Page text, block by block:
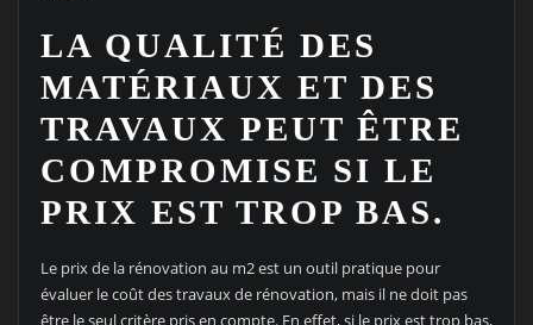
LA QUALITÉ DES
MATÉRIAUX ET DES
TRAVAUX PEUT ÊTRE
COMPROMISE SI LE
PRIX EST TROP BAS.
Le prix de la rénovation au m2 est un outil pratique pour
évaluer le coût des travaux de rénovation, mais il ne doit pas
être le seul critère pris en compte. En effet, si le prix est trop bas,